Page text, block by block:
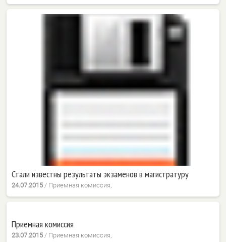
Стали известны результаты экзаменов в магистратуру
24.07.2015 / Приемная комиссия,
Приемная комиссия
23.07.2015 / Приемная комиссия,